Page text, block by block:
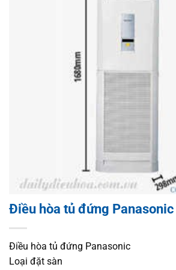
Điều hòa tủ đứng Panasonic
Điều hòa tủ đứng Panasonic
Loại đặt sàn